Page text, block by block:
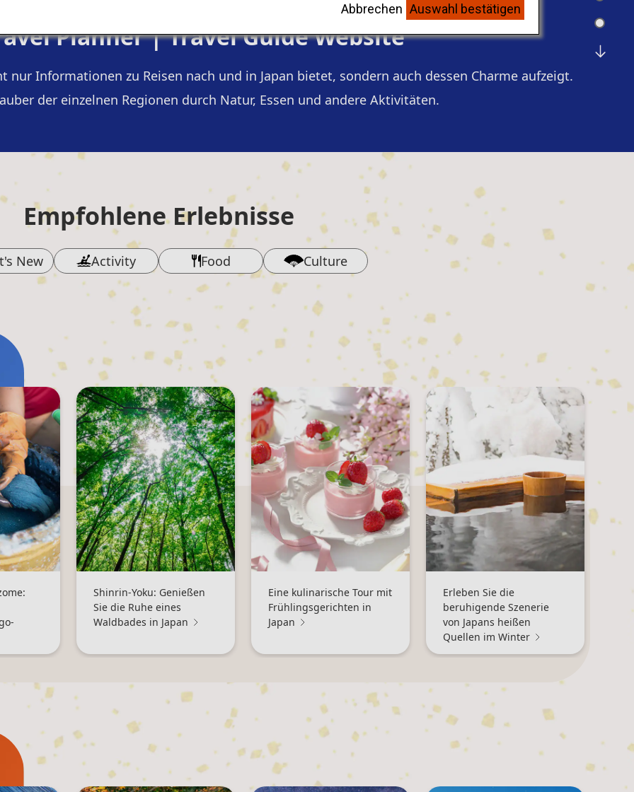
Planner |Travel Guide Website
nur Informationen zu Reisen nach und in Japan bietet, sondern auch dessen Charme aufzeigt.
der einzelnen Regionen durch Natur, Essen und andere Aktivitäten.
Empfohlene Erlebnisse
New Activity Food Culture
Shinrin-Yoku: Genießen
Sie die Ruhe eines
Waldbades in Japan
Eine kulinarische Tour mit
Frühlingsgerichten in
Japan
Erleben Sie die
beruhigende Szenerie
von Japans heißen
Quellen im Winter
Auswahl bestätigen
Abbrechen